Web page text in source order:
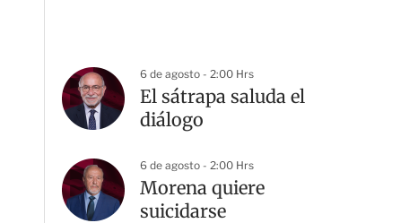
6 de agosto - 2:00 Hrs
El sátrapa saluda el
diálogo
6 de agosto - 2:00 Hrs
Morena quiere
suicidarse